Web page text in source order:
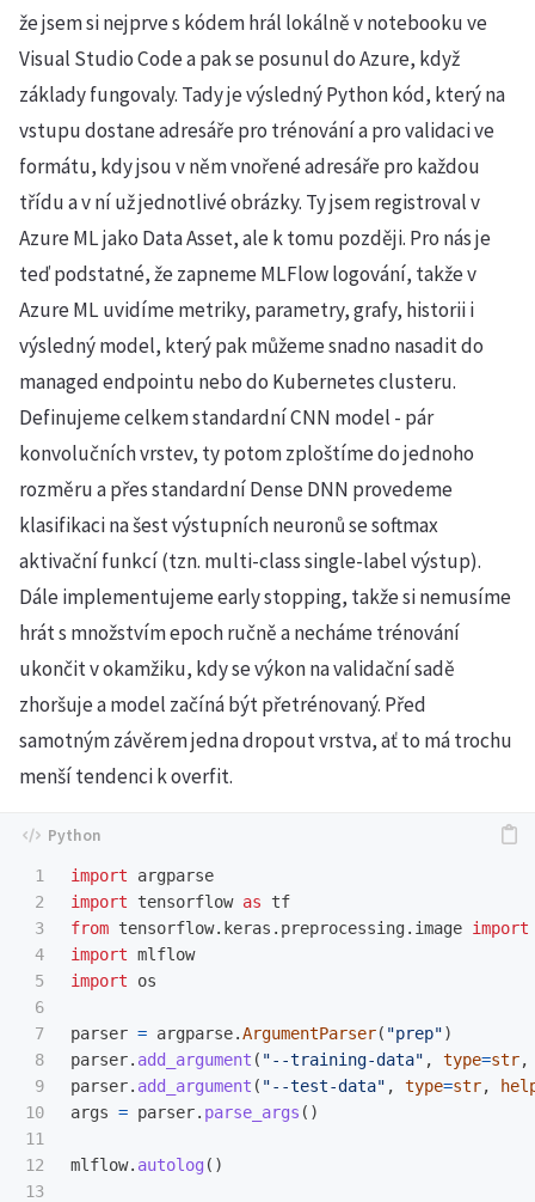
že jsem si nejprve s kódem hrál lokálně v notebooku ve
Visual Studio Code a pak se posunul do Azure, když
základy fungovaly. Tady je výsledný Python kód, který na
vstupu dostane adresáře pro trénování a pro validaci ve
formátu, kdy jsou v něm vnořené adresáře pro každou
třídu a v ní už jednotlivé obrázky. Ty jsem registroval v
Azure ML jako Data Asset, ale k tomu později. Pro nás je
teď podstatné, že zapneme MLFlow logování, takže v
Azure ML uvidíme metriky, parametry, grafy, historii i
výsledný model, který pak můžeme snadno nasadit do
managed endpointu nebo do Kubernetes clusteru.
Definujeme celkem standardní CNN model - pár
konvolučních vrstev, ty potom zploštíme do jednoho
rozměru a přes standardní Dense DNN provedeme
klasifikaci na šest výstupních neuronů se softmax
aktivační funkcí (tzn. multi-class single-label výstup).
Dále implementujeme early stopping, takže si nemusíme
hrát s množstvím epoch ručně a necháme trénování
ukončit v okamžiku, kdy se výkon na validační sadě
zhoršuje a model začíná být přetrénovaný. Před
samotným závěrem jedna dropout vrstva, ať to má trochu
menší tendenci k overfit.
1
2
3
4
5
6
7
8
9
10
11
12
13
import
argparse
import
tensorflow as
tf
from tensorflow.keras.preprocessing.image import
import mlflow
import
os
parser = argparse.ArgumentParser( "prep")
parser. add_argument ( "--training-data" , type=str,
parser. add_argument ( "--test-data" , type=str,
args = parser. parse_args ()
mlflow. autolog ()